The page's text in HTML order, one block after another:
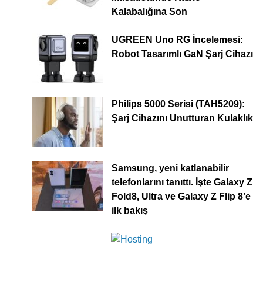
Kalabalığına Son
UGREEN Uno RG İncelemesi:
Robot Tasarımlı GaN Şarj Cihazı
Philips 5000 Serisi (TAH5209):
Şarj Cihazını Unutturan Kulaklık
Samsung, yeni katlanabilir
telefonlarını tanıttı. İşte Galaxy Z
Fold8, Ultra ve Galaxy Z Flip 8’e
ilk bakış